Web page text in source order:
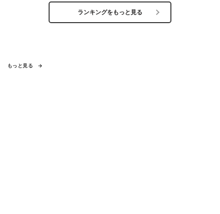
ランキングをもっと見る
もっと見る